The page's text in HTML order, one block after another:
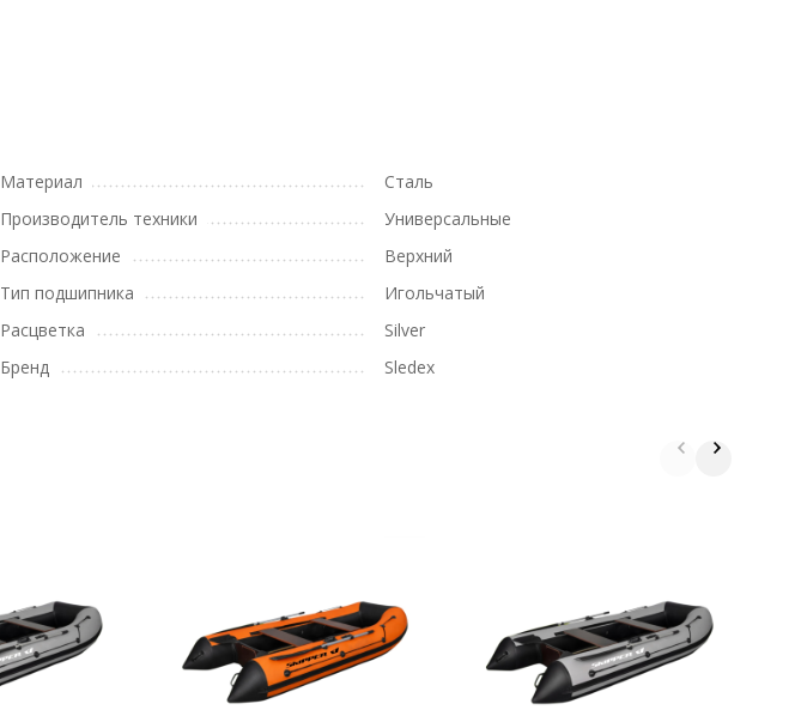
Материал
Сталь
Производитель техники
Универсальные
Расположение
Верхний
Тип подшипника
Игольчатый
Расцветка
Silver
Бренд
Sledex